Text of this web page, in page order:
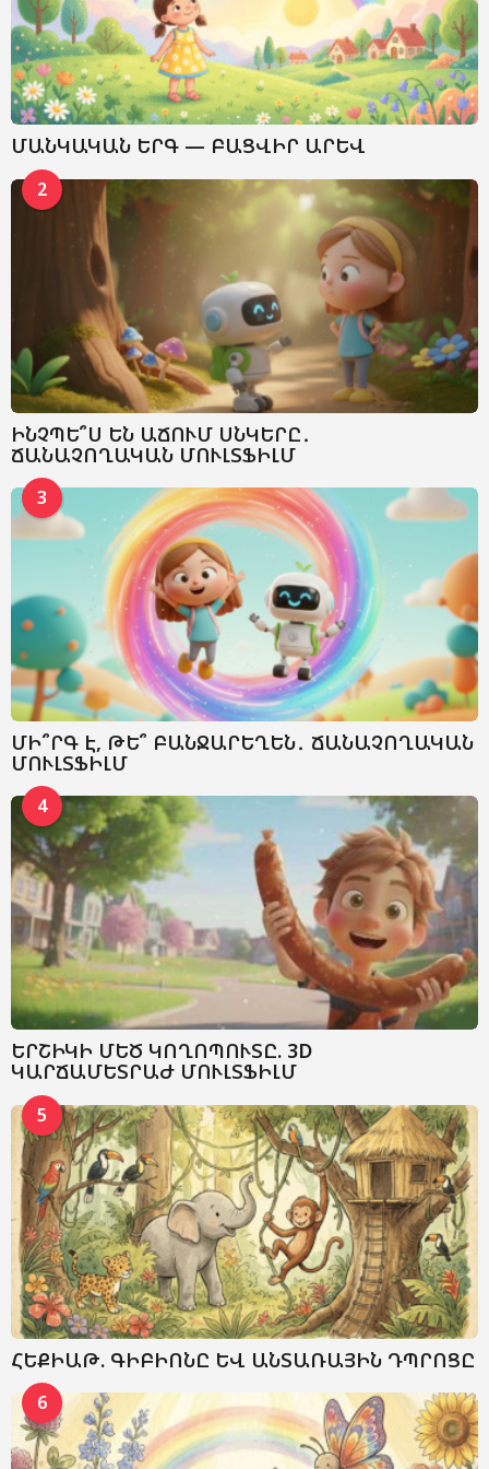
ՄԱՆԿԱԿԱՆ ԵՐԳ — ԲԱՑՎԻՐ ԱՐԵՎ
2
ԻՆՉՊԵ՞Ս ԵՆ ԱՃՈՒՄ ՍՆԿԵՐԸ․
ՃԱՆԱՉՈՂԱԿԱՆ ՄՈՒԼՏՖԻԼՄ
3
ՄԻ՞ՐԳ Է, ԹԵ՞ ԲԱՆՋԱՐԵՂԵՆ․ ՃԱՆԱՉՈՂԱԿԱՆ
ՄՈՒԼՏՖԻԼՄ
4
ԵՐՇԻԿԻ ՄԵԾ ԿՈՂՈՊՈՒՏԸ. 3D
ԿԱՐՃԱՄԵՏՐԱԺ ՄՈՒԼՏՖԻԼՄ
5
ՀԵՔԻԱԹ. ԳԻԲԻՈՆԸ ԵՎ ԱՆՏԱՌԱՅԻՆ ԴՊՐՈՑԸ
6